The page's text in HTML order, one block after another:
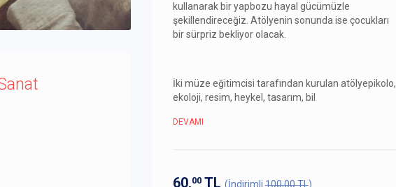
kullanarak bir yapbozu hayal gücümüzle
şekillendireceğiz. Atölyenin sonunda ise çocukları
bir sürpriz bekliyor olacak.
İki müze eğitimcisi tarafından kurulan atölyepikolo,
ekoloji, resim, heykel, tasarım, bil
DEVAMI
60,00 TL (İndirimli 100,00 TL)